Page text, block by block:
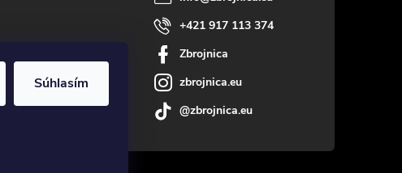
Súhlasím
+421 917 113 374
Zbrojnica
zbrojnica.eu
@zbrojnica.eu